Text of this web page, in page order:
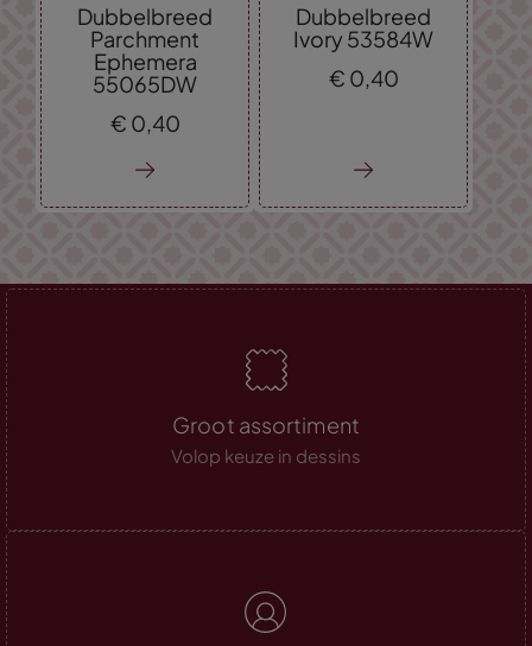
Dubbelbreed
Parchment
Ephemera
55065DW
€ 0, 40
Dubbelbreed
Ivory 53584W
€ 0, 40
Groot assortiment
Volop keuze in dessins